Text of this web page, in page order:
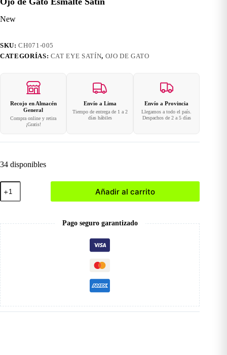
era:
es:
New
SKU:CH071-005
CATEGORÍAS: CAT EYE SATÍN, OJO DE GATO
Recojo en Almacén
General
Compra online y retira
¡Gratis!
Envío a Lima
Tiempo de entrega de 1 a 2
días hábiles
Envío a Provincia
Llegamos a todo el país.
Despachos de 2 a 5 días
34 disponibles
005
Ojo
de
Satín
cantidad
Añadir al carrito
Pago seguro garantizado